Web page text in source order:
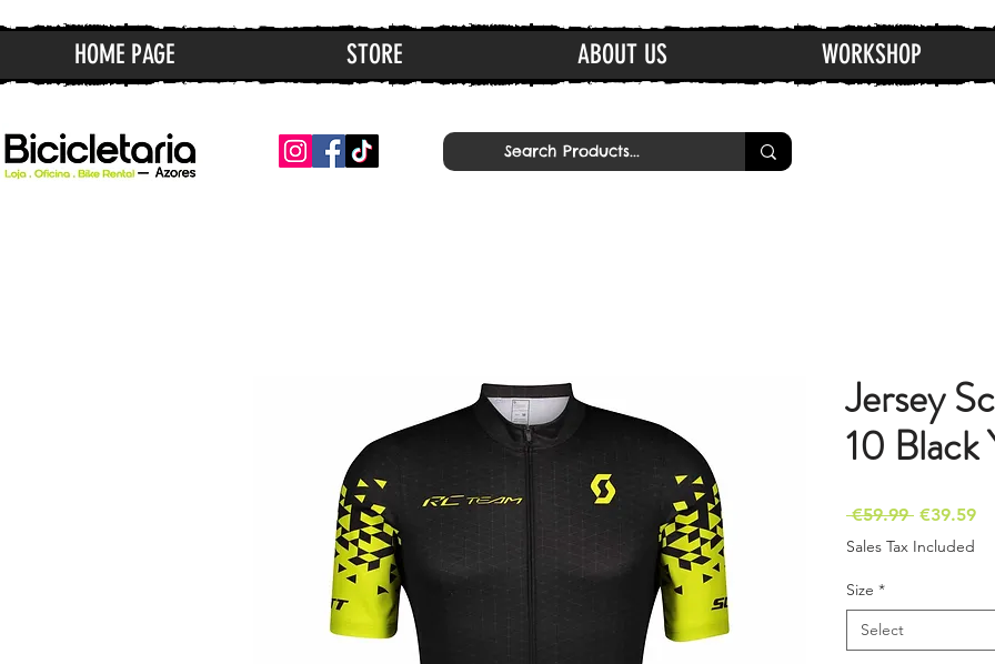
HOME PAGE STORE ABOUT US WORKSHOP
Jersey
10 Black
€59.99 Regular
Price
€39.59
Sales Tax Included
Size *
Select